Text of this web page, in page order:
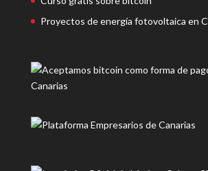
Proyectos de energía fotovoltaica en